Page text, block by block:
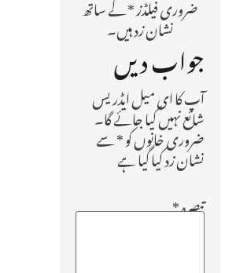
نشان زد ہیں۔
جواب دیں
آپ کا ای میل ایڈریس
شائع نہیں کیا جائے گا۔
ضروری خانوں کو*سے
نشان زد کیا گیا ہے
تبصرہ*